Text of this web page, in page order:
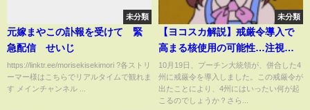
未分類
元嫁まやこの訃報を受けて 緊
急配信 せいじ
https://linktr.ee/morisekisekimori ?各ストリ
ーマー様はこちらでリアルタイムで観れま
す メインチャンネル ...
未分類
【ヨコスカ解説】戒厳令導入で
高まる核使用の可能性…注視す
べきロシアの動きと脅し、対す
るNATOが見せつける”報復の
力”とは？
10月19日、プーチン大統領が、併合した4
州に戒厳令を導入しました。この戒厳令が
出たことにより、4州にはいったい何が起
こるのでしょうか？さら...